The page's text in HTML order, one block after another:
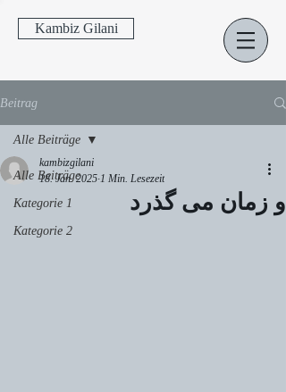
Kambiz Gilani
Beitrag
Alle Beiträge
Kategorie 1
Kategorie 2
Alle Beiträge
و زمان می گذرد
kambizgilani
18. Jan. 2025 1 Min. Lesezeit